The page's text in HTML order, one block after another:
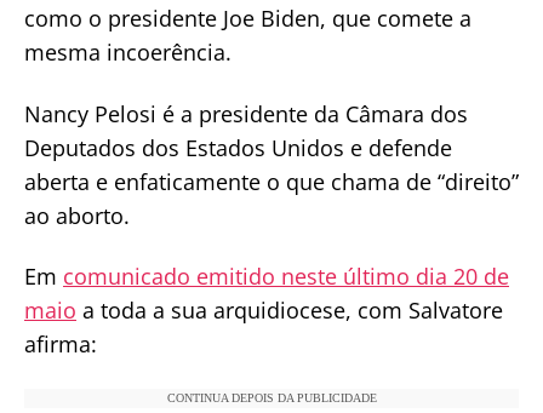
como o presidente Joe Biden, que comete a
mesma incoerência.
Nancy Pelosi é a presidente da Câmara dos
Deputados dos Estados Unidos e defende
aberta e enfaticamente o que chama de “direito”
ao aborto.
Em comunicado emitido neste último dia 20 de
maio a toda a sua arquidiocese, com Salvatore
afirma:
CONTINUA DEPOIS DA PUBLICIDADE